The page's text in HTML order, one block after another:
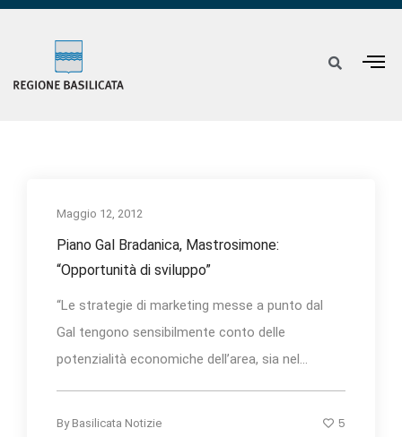
Maggio 12, 2012
Piano Gal Bradanica, Mastrosimone:
“Opportunità di sviluppo”
“Le strategie di marketing messe a punto dal
Gal tengono sensibilmente conto delle
potenzialità economiche dell’area, sia nel...
By Basilicata Notizie 5